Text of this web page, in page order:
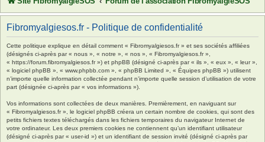
Fibromyalgiesos.fr - Politique de confidentialité
Cette politique explique en détail comment « Fibromyalgiesos.fr » et ses sociétés affiliées
(désignés ci-après par « nous », « notre », « nos », « Fibromyalgiesos.fr »,
« https://forum.fibromyalgiesos.fr ») et phpBB (désigné ci-après par « ils », « eux », « leur »,
« logiciel phpBB », « www.phpbb.com », « phpBB Limited », « Équipes phpBB ») utilisent
n’importe quelle information collectée pendant n’importe quelle session d’utilisation de votre
part (désignée ci-après par « vos informations »).
Vos informations sont collectées de deux manières. Premièrement, en naviguant sur
« Fibromyalgiesos.fr », le logiciel phpBB créera un certain nombre de cookies, qui sont des
petits fichiers textes téléchargés dans les fichiers temporaires du navigateur Internet de
votre ordinateur. Les deux premiers cookies ne contiennent qu’un identifiant utilisateur
(désigné ci-après par « user-id ») et un identifiant de session invité (désigné ci-après par